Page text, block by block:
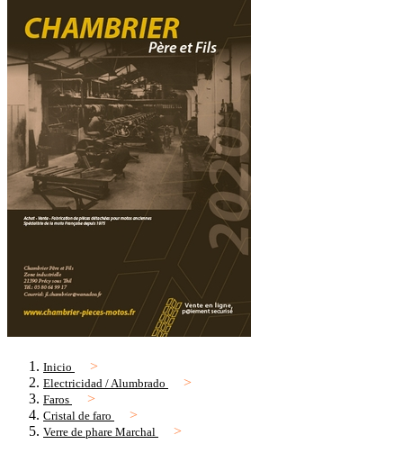
Inicio
Electricidad / Alumbrado
Faros
Cristal de faro
Verre de phare Marchal